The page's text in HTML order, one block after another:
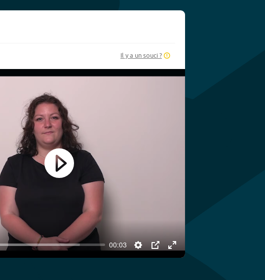
Il y a un souci ?
00:03
Settings
PIP Enter
Play